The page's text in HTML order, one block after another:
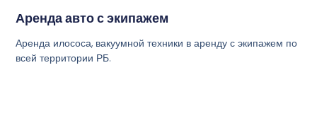
Аренда авто с экипажем
Аренда илососа, вакуумной техники в аренду с экипажем по
всей территории РБ.